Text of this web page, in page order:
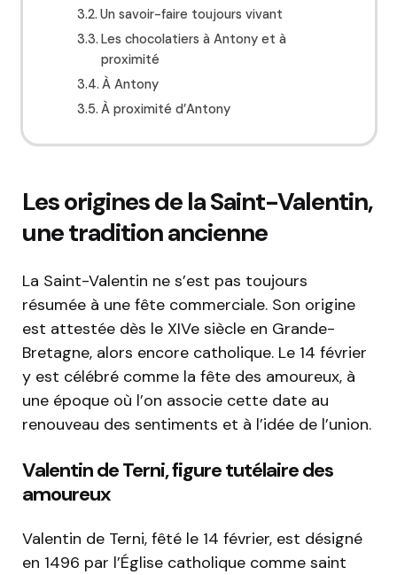
Un savoir-faire toujours vivant
Les chocolatiers à Antony et à
proximité
À Antony
À proximité d’Antony
Les origines de la Saint-Valentin,
une tradition ancienne
La Saint-Valentin ne s’est pas toujours
résumée à une fête commerciale. Son origine
est attestée dès le XIVe siècle en Grande-
Bretagne, alors encore catholique. Le 14 février
y est célébré comme la fête des amoureux, à
une époque où l’on associe cette date au
renouveau des sentiments et à l’idée de l’union.
Valentin de Terni, figure tutélaire des
amoureux
Valentin de Terni, fêté le 14 février, est désigné
en 1496 par l’Église catholique comme saint